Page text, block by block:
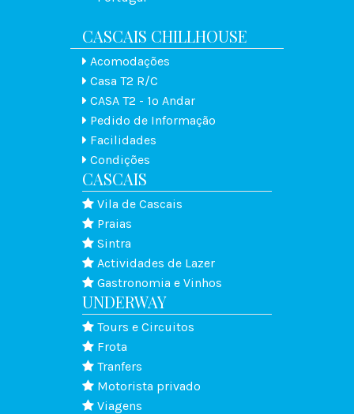
CASCAIS CHILLHOUSE
Acomodações
Casa T2 R/C
CASA T2 - 1º Andar
Pedido de Informação
Facilidades
Condições
CASCAIS
Vila de Cascais
Praias
Sintra
Actividades de Lazer
Gastronomia e Vinhos
UNDERWAY
Tours e Circuitos
Frota
Tranfers
Motorista privado
Viagens